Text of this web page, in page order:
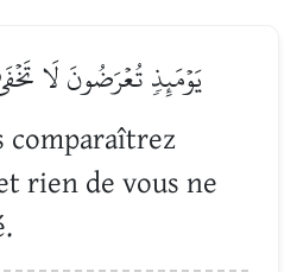
يَوۡمَئِذٖ تُعۡرَضُونَ لَا
comparaîtrez
rien de vous ne